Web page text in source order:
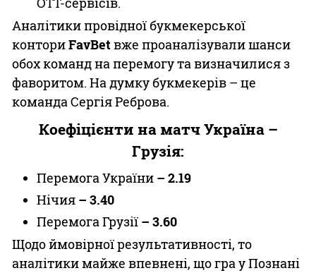
Аналітики провідної букмекерської
конториFavBetвже проаналізували шанси
обох команд на перемогу та визначилися з
фаворитом. На думку букмекерів – це
команда Сергія Реброва.
Коефіцієнти на матчУкраїна –
Грузія:
Перемога України – 2.19
Нічия – 3.40
Перемога Грузії – 3.60
Щодо ймовірної результативності, то
аналітики майже впевнені, що гра у Познані